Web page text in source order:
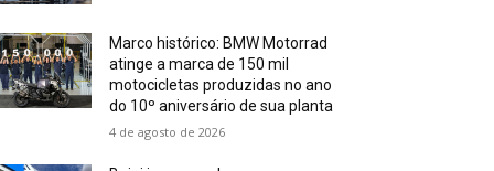
Marco histórico: BMW Motorrad
atinge a marca de 150 mil
motocicletas produzidas no ano
do 10º aniversário de sua planta
4 de agosto de 2026